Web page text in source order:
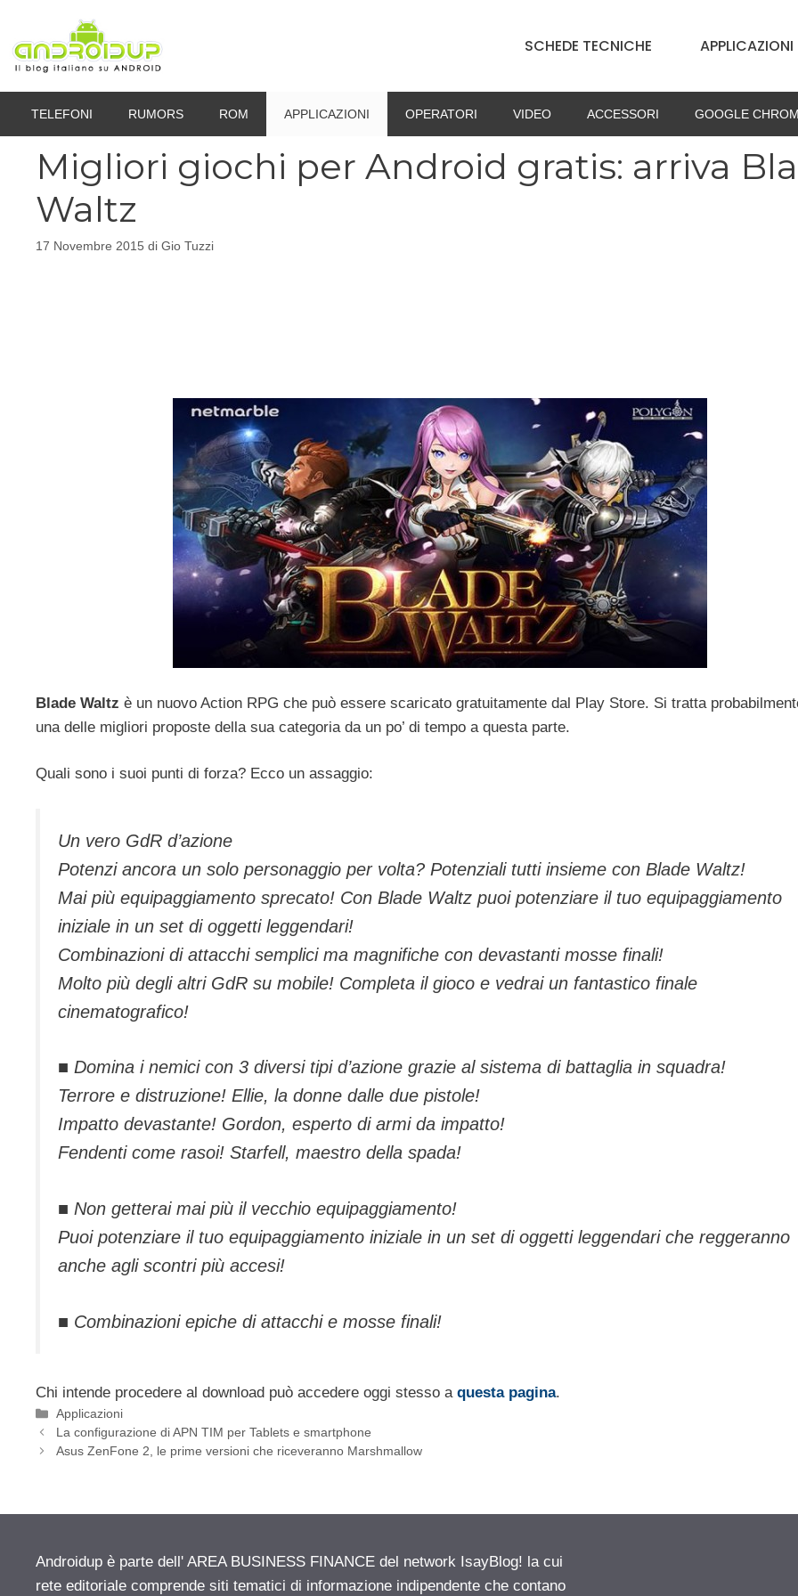
contenuto
SCHEDE TECNICHE APPLICAZIONI
TELEFONI RUMORS ROM APPLICAZIONI OPERATORI VIDEO ACCESSORI GOOGLE
Migliori giochi per Android gratis: arriva
Waltz
17 Novembre 2015 di Gio Tuzzi
Blade Waltz è un nuovo Action RPG che può essere scaricato gratuitamente dal Play Store. Si tratta
una delle migliori proposte della sua categoria da un po’ di tempo a questa parte.
Quali sono i suoi punti di forza? Ecco un assaggio:
Un vero GdR d’azione
Potenzi ancora un solo personaggio per volta? Potenziali tutti insieme con Blade Waltz!
Mai più equipaggiamento sprecato! Con Blade Waltz puoi potenziare il tuo equipaggiamento
iniziale in un set di oggetti leggendari!
Combinazioni di attacchi semplici ma magnifiche con devastanti mosse finali!
Molto più degli altri GdR su mobile! Completa il gioco e vedrai un fantastico finale
cinematografico!
■ Domina i nemici con 3 diversi tipi d’azione grazie al sistema di battaglia in squadra!
Terrore e distruzione! Ellie, la donne dalle due pistole!
Impatto devastante! Gordon, esperto di armi da impatto!
Fendenti come rasoi! Starfell, maestro della spada!
■ Non getterai mai più il vecchio equipaggiamento!
Puoi potenziare il tuo equipaggiamento iniziale in un set di oggetti leggendari che reggeranno
anche agli scontri più accesi!
■ Combinazioni epiche di attacchi e mosse finali!
Chi intende procedere al download può accedere oggi stesso a questa pagina.
Categorie
Applicazioni
La configurazione di APN TIM per Tablets e smartphone
Asus ZenFone 2, le prime versioni che riceveranno Marshmallow
Androidup è parte dell' AREA BUSINESS FINANCE del network IsayBlog! la cui
rete editoriale comprende siti tematici di informazione indipendente che contano